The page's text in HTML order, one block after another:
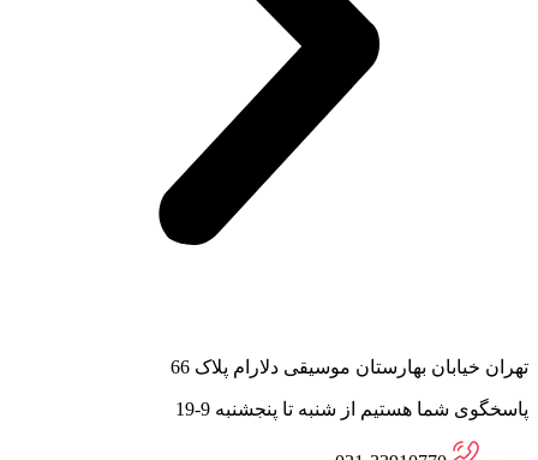
تهران خیابان بهارستان موسیقی دلارام پلاک 66
پاسخگوی شما هستیم از شنبه تا پنجشنبه 9-19